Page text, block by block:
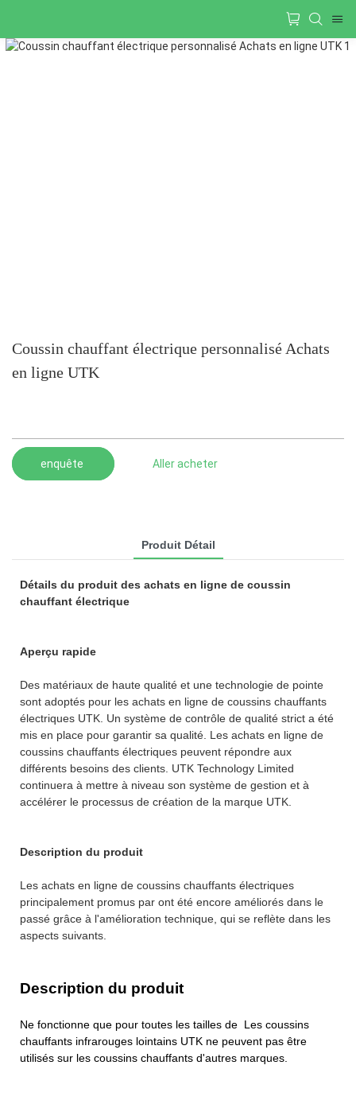
Coussin chauffant électrique personnalisé Achats
en ligne UTK
enquête Aller acheter
Produit Détail
Détails du produit des achats en ligne de coussin
chauffant électrique
Aperçu rapide
Des matériaux de haute qualité et une technologie de pointe
sont adoptés pour les achats en ligne de coussins chauffants
électriques UTK. Un système de contrôle de qualité strict a été
mis en place pour garantir sa qualité. Les achats en ligne de
coussins chauffants électriques peuvent répondre aux
différents besoins des clients. UTK Technology Limited
continuera à mettre à niveau son système de gestion et à
accélérer le processus de création de la marque UTK.
Description du produit
Les achats en ligne de coussins chauffants électriques
principalement promus par ont été encore améliorés dans le
passé grâce à l'amélioration technique, qui se reflète dans les
aspects suivants.
Description du produit
Ne fonctionne que pour toutes les tailles de Les coussins
chauffants infrarouges lointains UTK ne peuvent pas être
utilisés sur les coussins chauffants d'autres marques.